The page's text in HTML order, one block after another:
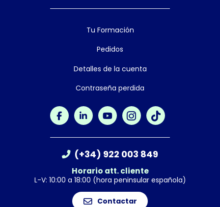
Tu Formación
Pedidos
Detalles de la cuenta
Contraseña perdida
(+34) 922 003 849
Horario att. cliente
L-V: 10:00 a 18:00 (hora peninsular española)
Contactar